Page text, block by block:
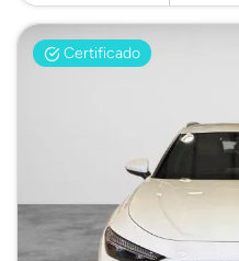
Certificado